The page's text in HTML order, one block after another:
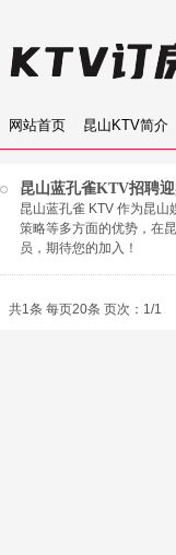
网站首页 昆山KTV简介
昆山蓝孔雀KTV招聘
昆山蓝孔雀 KTV 作为昆
策略等多方面的优势，在
员，期待您的加入！
共1条 每页20条 页次：1/1